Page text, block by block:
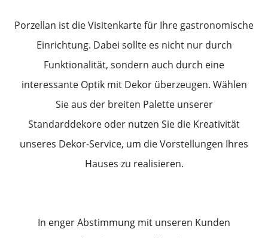
Porzellan ist die Visitenkarte für Ihre gastronomische
Einrichtung. Dabei sollte es nicht nur durch
Funktionalität, sondern auch durch eine
interessante Optik mit Dekor überzeugen. Wählen
Sie aus der breiten Palette unserer
Standarddekore oder nutzen Sie die Kreativität
unseres Dekor-Service, um die Vorstellungen Ihres
Hauses zu realisieren.
In enger Abstimmung mit unseren Kunden